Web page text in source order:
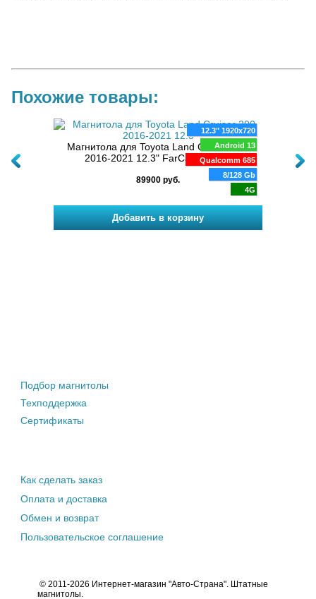
Похожие товары:
ядер
12.3" 1920x720
Android 13
Qualcomm 685
8/128 Gb
4G
Магнитола для Toyota Land Cruiser 200
2016-2021 12.3" FarCar TY5002
89900 руб.
Подбор магнитолы
Техподдержка
Сертификаты
Как сделать заказ
Оплата и доставка
Обмен и возврат
Пользовательское соглашение
© 2011-2026 Интернет-магазин "Авто-Страна". Штатные
магнитолы.